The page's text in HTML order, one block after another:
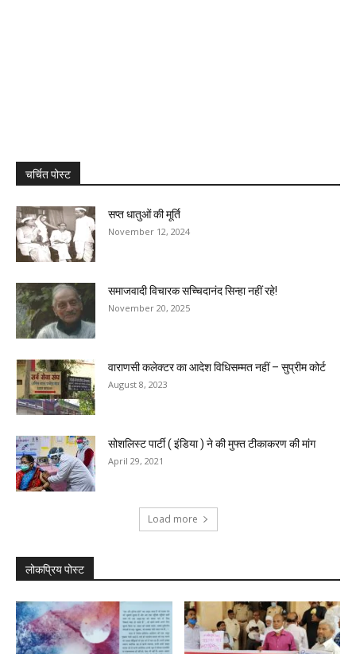
चर्चित पोस्ट
सप्त धातुओं की मूर्ति
November 12, 2024
समाजवादी विचारक सच्चिदानंद सिन्हा नहीं रहे!
November 20, 2025
वाराणसी कलेक्टर का आदेश विधिसम्मत नहीं – सुप्रीम कोर्ट
August 8, 2023
सोशलिस्ट पार्टी ( इंडिया ) ने की मुफ्त टीकाकरण की मांग
April 29, 2021
Load more
लोकप्रिय पोस्ट